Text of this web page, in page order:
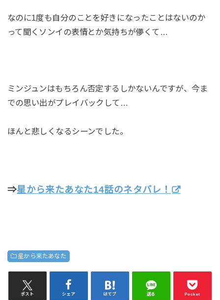
なのに1度も自分のことを好きになったことはないのか
って聞くソンイの表情とか気持ちが儚くて…
ミンジュンはもちろん否定するしかないんですが、今ま
での思い出がプレイバックして…
ほんと悲しくなるシーンでした。
⇒星から来たあなた14話のネタバレ！
星から来たあなた
ポスト シェア はてブ 送る Pocket